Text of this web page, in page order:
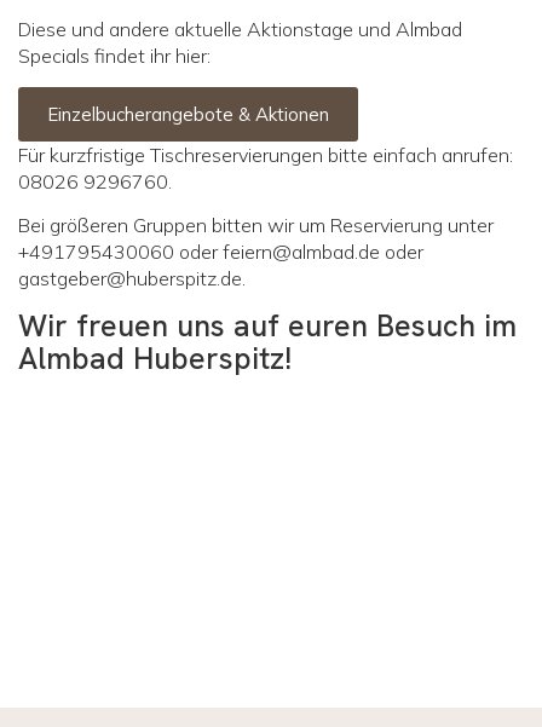
Diese und andere aktuelle Aktionstage und Almbad
Specials findet ihr hier:
Einzelbucherangebote & Aktionen
Für kurzfristige Tischreservierungen bitte einfach anrufen:
08026 9296760.
Bei größeren Gruppen bitten wir um Reservierung unter
+491795430060 oder feiern@almbad.de oder
gastgeber@huberspitz.de.
Wir freuen uns auf euren Besuch im
Almbad Huberspitz!